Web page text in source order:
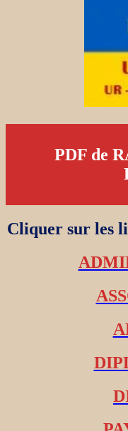
PDF de
Cliquer sur les